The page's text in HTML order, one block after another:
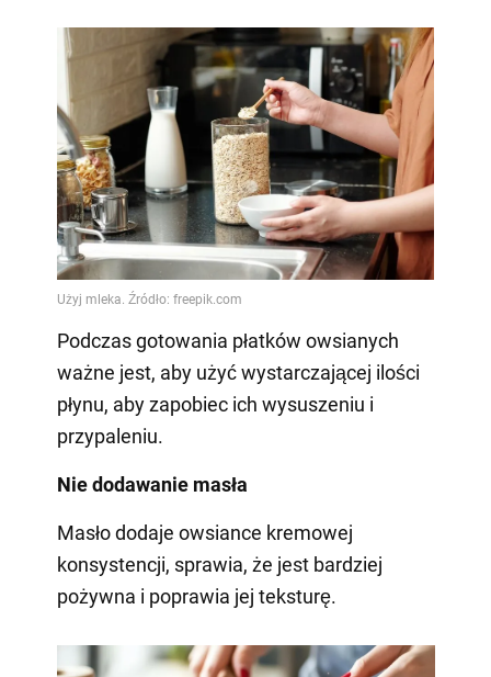
Podczas gotowania płatków owsianych
ważne jest, aby użyć wystarczającej ilości
płynu, aby zapobiec ich wysuszeniu i
przypaleniu.
Nie dodawanie masła
Masło dodaje owsiance kremowej
konsystencji, sprawia, że jest bardziej
pożywna i poprawia jej teksturę.